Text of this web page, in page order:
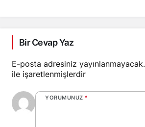
Bir Cevap Yaz
E-posta adresiniz yayınlanmayacak.
ile işaretlenmişlerdir
YORUMUNUZ *